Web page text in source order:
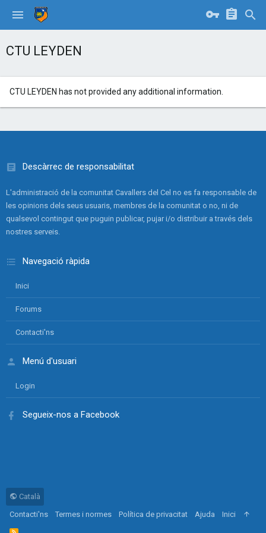
CTU LEYDEN
CTU LEYDEN has not provided any additional information.
Descàrrec de responsabilitat
L'administració de la comunitat Cavallers del Cel no es fa responsable de
les opinions dels seus usuaris, membres de la comunitat o no, ni de
qualsevol contingut que puguin publicar, pujar i/o distribuir a través dels
nostres serveis.
Navegació ràpida
Inici
Forums
Contacti'ns
Menú d'usuari
Login
Segueix-nos a Facebook
Català
Contacti'ns
Termes i normes Política de privacitat Ajuda Inici